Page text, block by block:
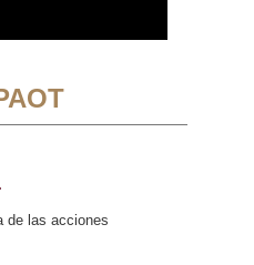
de las acciones